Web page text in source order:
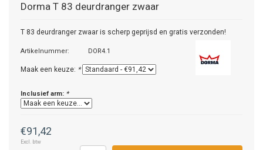
Dorma T 83 deurdranger zwaar
T 83 deurdranger zwaar is scherp geprijsd en gratis verzonden!
Artikelnummer: DOR4.1
Maak een keuze: *
Inclusief arm: *
€91,42
Excl. btw